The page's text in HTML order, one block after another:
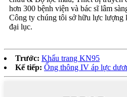
hơn 300 bệnh viện và bác sĩ lâm
Công ty chúng tôi sở hữu lực lượng
đại lục.
Trước: Khẩu trang KN95
Kế tiếp: Ống thông IV áp lực